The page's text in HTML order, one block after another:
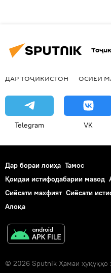
ДАР ТОҶИКИСТОН ОСИЁИ
Telegram VK
Дар бораи лоиҳа Тамос
Қоидаи истифодабарии мавод
Сиёсати махфият Сиёсати
Алоқа
© 2026 Sputnik Ҳамаи ҳуқуқҳо